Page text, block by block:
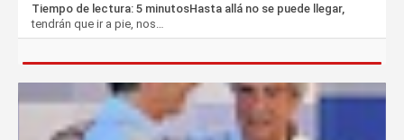
Tiempo de lectura: 5 minutosHasta allá no se puede llegar,
tendrán que ir a pie, nos…